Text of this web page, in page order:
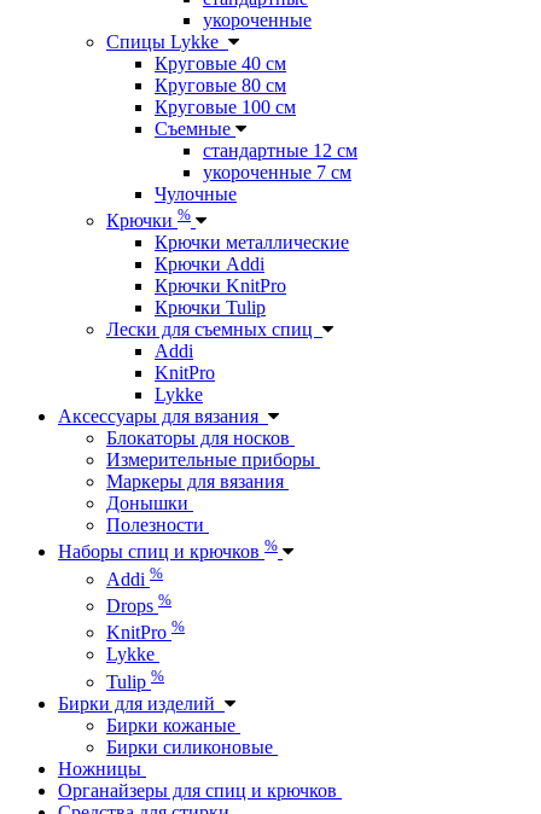
укороченные
Спицы Lykke
Круговые 40 см
Круговые 80 см
Круговые 100 см
Съемные
стандартные 12 см
укороченные 7 см
Чулочные
Крючки %
Крючки металлические
Крючки Addi
Крючки KnitPro
Крючки Tulip
Лески для съемных спиц
Addi
KnitPro
Lykke
Аксессуары для вязания
Блокаторы для носков
Измерительные приборы
Маркеры для вязания
Донышки
Полезности
Наборы спиц и крючков %
Addi %
Drops %
KnitPro %
Lykke
Tulip %
Бирки для изделий
Бирки кожаные
Бирки силиконовые
Ножницы
Органайзеры для спиц и крючков